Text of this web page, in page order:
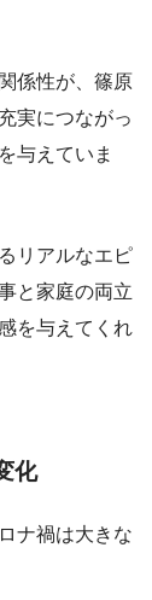
係性が、篠原
実につながっ
与えていま
リアルなエピ
と家庭の両立
を与えてくれ
化
ナ禍は大きな